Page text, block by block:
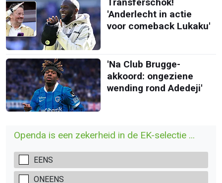
Transferschok!
'Anderlecht in actie
voor comeback Lukaku'
'Na Club Brugge-
akkoord: ongeziene
wending rond Adedeji'
Openda is een zekerheid in de EK-selectie ...
EENS
ONEENS